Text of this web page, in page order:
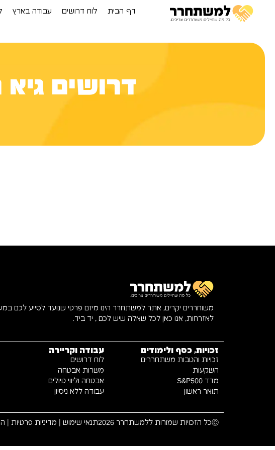
דף הבית לוח דרושים עבודה בארץ
דרושים
משוחררים יקרים, אתר למשתחרר הינו מיזם פרטי שנועד לסייע לכם
לאזרחות, אנו כאן לכל שאלה שיש לכם , יד ביד.
זכויות, כסף ולימודים
זכויות והטבות משתחררים
השקעות
מדד S&P500
תואר ראשון
עבודה וקריירה
לוח דרושים
משרות אבטחה
אבטחה וליווי טיולים
עבודה ללא ניסיון
Ⓒכל הזכויות שמורות ללמשתחרר 2026 תנאי שימוש מדיניות פרטיות